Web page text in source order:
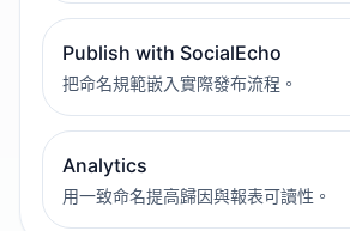
Publish with SocialEcho
把命名規範嵌入實際發布流程。
Analytics
用一致命名提高歸因與報表可讀性。